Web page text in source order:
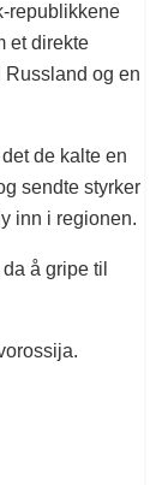
republikkene
et direkte
Russland og en
de kalte en
sendte styrker
inn i regionen.
å gripe til